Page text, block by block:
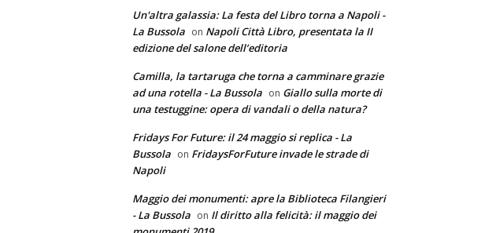
Un'altra galassia: La festa del Libro torna a Napoli -
La Bussola on Napoli Città Libro, presentata la II
edizione del salone dell’editoria
Camilla, la tartaruga che torna a camminare grazie
ad una rotella - La Bussola on Giallo sulla morte di
una testuggine: opera di vandali o della natura?
Fridays For Future: il 24 maggio si replica - La
Bussola on FridaysForFuture invade le strade di
Napoli
Maggio dei monumenti: apre la Biblioteca Filangieri
- La Bussola on Il diritto alla felicità: il maggio dei